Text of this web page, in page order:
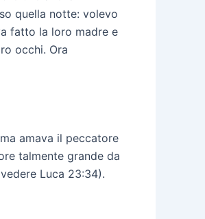
quella notte: volevo
fatto la loro madre e
occhi. Ora
amava il peccatore
talmente grande da
Luca 23:34).